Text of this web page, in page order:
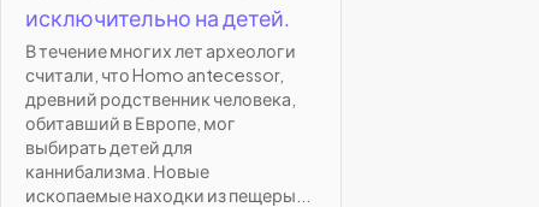
исключительно на детей.
В течение многих лет археологи
считали, что Homo antecessor,
древний родственник человека,
обитавший в Европе, мог
выбирать детей для
каннибализма. Новые
ископаемые находки из пещеры...